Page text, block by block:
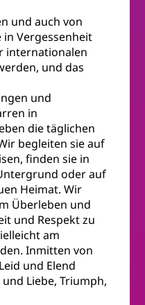
und auch von
in Vergessenheit
internationalen
und das
und
in
die täglichen
begleiten sie auf
finden sie in
oder auf
Heimat. Wir
Überleben und
und Respekt zu
am
Inmitten von
und Elend
Liebe, Triumph,